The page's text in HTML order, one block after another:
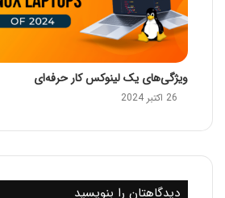
ویژگی‌های یک لینوکس کار حرفه‌ای
26 اکتبر 2024
دیدگاهتان را بنویسید